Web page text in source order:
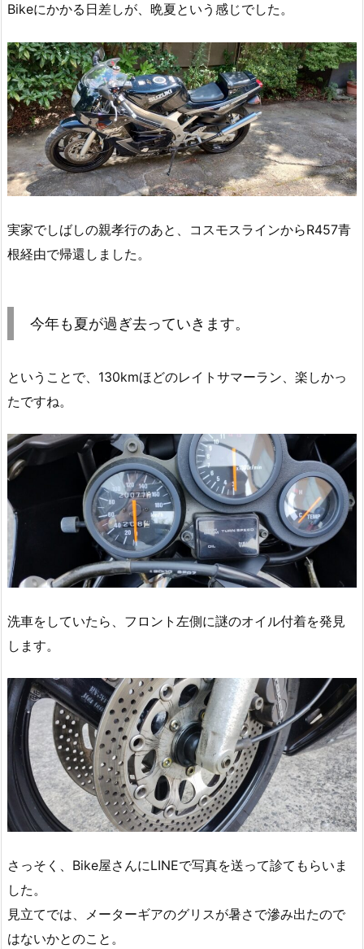
Bikeにかかる日差しが、晩夏という感じでした。
実家でしばしの親孝行のあと、コスモスラインからR457青
根経由で帰還しました。
今年も夏が過ぎ去っていきます。
ということで、130kmほどのレイトサマーラン、楽しかっ
たですね。
洗車をしていたら、フロント左側に謎のオイル付着を発見
します。
さっそく、Bike屋さんにLINEで写真を送って診てもらいま
した。
見立てでは、メーターギアのグリスが暑さで滲み出たので
はないかとのこと。